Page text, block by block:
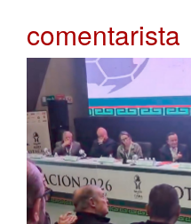
comentarista